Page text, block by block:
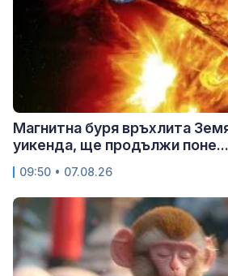
Магнитна буря връхлита
уикенда, ще продължи поне...
09:50 • 07.08.26